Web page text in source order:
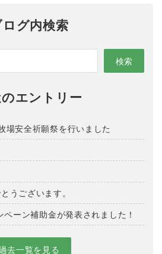
ログ内検索
エントリー
場安全祈願祭を行いました
うございます。
ーン補助金が発表されました！
去一覧を見る